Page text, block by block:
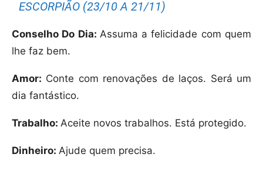
ESCORPIÃO (23/10 A 21/11)
Conselho Do Dia: Assuma a felicidade com quem
lhe faz bem.
Amor: Conte com renovações de laços. Será um
dia fantástico.
Trabalho: Aceite novos trabalhos. Está protegido.
Dinheiro: Ajude quem precisa.